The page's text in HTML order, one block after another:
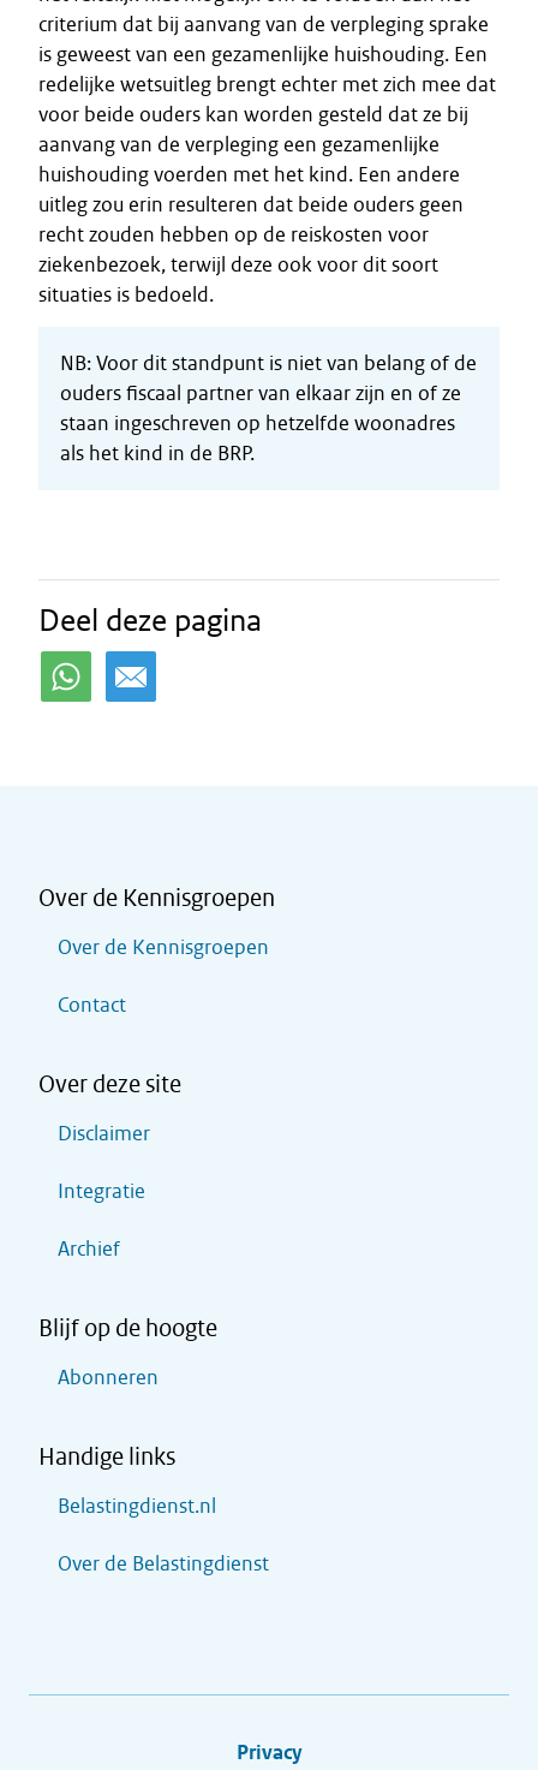
criterium dat bij aanvang van de verpleging sprake
is geweest van een gezamenlijke huishouding. Een
redelijke wetsuitleg brengt echter met zich mee dat
voor beide ouders kan worden gesteld dat ze bij
aanvang van de verpleging een gezamenlijke
huishouding voerden met het kind. Een andere
uitleg zou erin resulteren dat beide ouders geen
recht zouden hebben op de reiskosten voor
ziekenbezoek, terwijl deze ook voor dit soort
situaties is bedoeld.
NB: Voor dit standpunt is niet van belang of de
ouders fiscaal partner van elkaar zijn en of ze
staan ingeschreven op hetzelfde woonadres
als het kind in de BRP.
Deel deze pagina
Over de Kennisgroepen
Over de Kennisgroepen
Contact
Over deze site
Disclaimer
Integratie
Archief
Blijf op de hoogte
Abonneren
Handige links
Belastingdienst.nl
Over de Belastingdienst
Privacy